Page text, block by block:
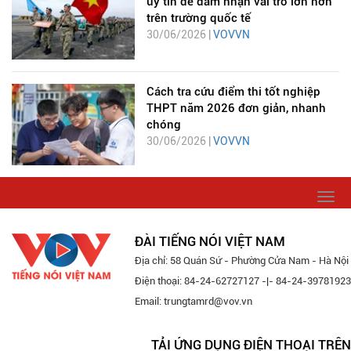
trên trường quốc tế
30/06/2026 | VOVVN
Cách tra cứu điểm thi tốt nghiệp
THPT năm 2026 đơn giản, nhanh
chóng
30/06/2026 | VOVVN
ĐÀI TIẾNG NÓI VIỆT NAM
Địa chỉ: 58 Quán Sứ - Phường Cửa Nam - Hà Nội
Điện thoại: 84-24-62727127 -|- 84-24-39781923
Email: trungtamrd@vov.vn
TẢI ỨNG DỤNG ĐIỆN THOẠI TRÊN